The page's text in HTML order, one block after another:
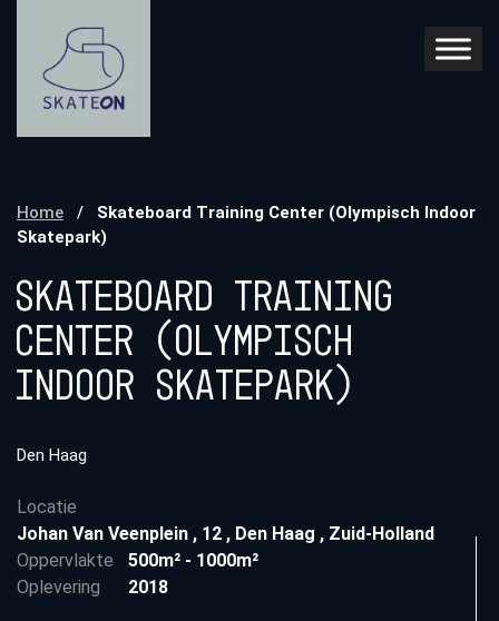
Home /
Skateboard Training Center (Olympisch Indoor
Skatepark)
Skateboard Training
Center (Olympisch
Indoor Skatepark)
Den Haag
Locatie
Johan Van Veenplein , 12 , Den Haag , Zuid-Holland
Oppervlakte
500m² - 1000m²
Oplevering
2018